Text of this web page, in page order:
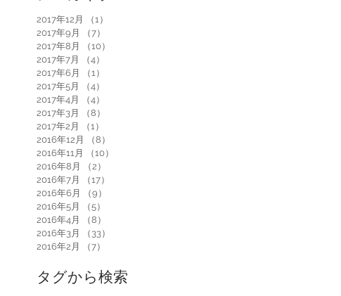
2017年12月 （1）
2017年9月
（7）
2017年8月
（10）
2017年7月
（4）
2017年6月
（1）
2017年5月
（4）
2017年4月
（4）
2017年3月
（8）
2017年2月
（1）
2016年12月
（8）
2016年11月
（10）
2016年8月
（2）
2016年7月
（17）
2016年6月
（9）
2016年5月
（5）
2016年4月
（8）
2016年3月
（33）
2016年2月
（7）
タグから検索